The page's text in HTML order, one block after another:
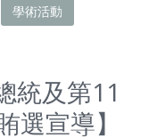
學術活動
統及第11
選宣導】